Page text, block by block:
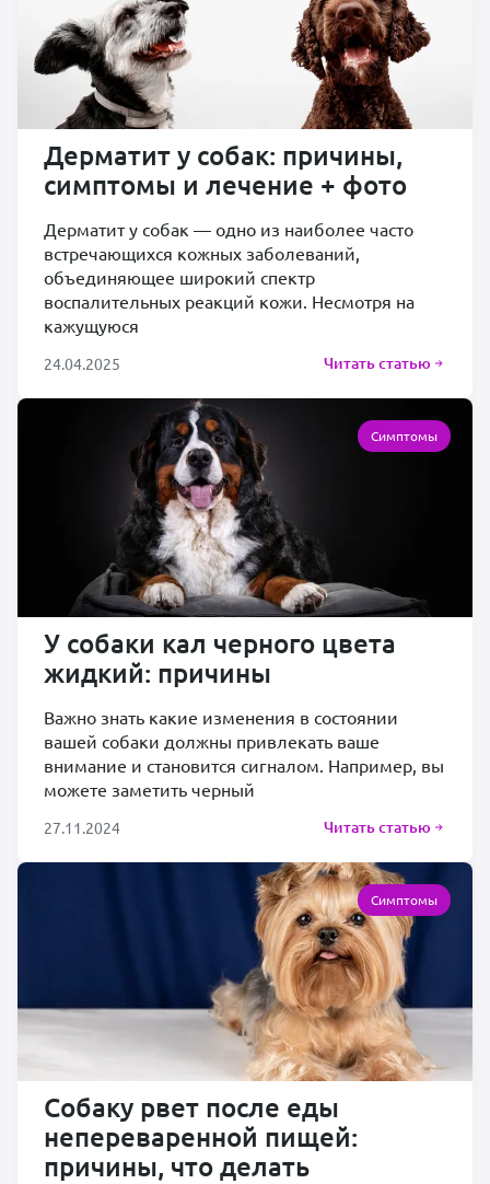
Дерматит у собак: причины,
симптомы и лечение + фото
Дерматит у собак — одно из наиболее часто
встречающихся кожных заболеваний,
объединяющее широкий спектр
воспалительных реакций кожи. Несмотря на
кажущуюся
24.04.2025 Читать статью
У собаки кал черного цвета
жидкий: причины
Важно знать какие изменения в состоянии
вашей собаки должны привлекать ваше
внимание и становится сигналом. Например, вы
можете заметить черный
27.11.2024 Читать статью
Симптомы
Собаку рвет после еды
непереваренной пищей:
причины, что делать
Симптомы